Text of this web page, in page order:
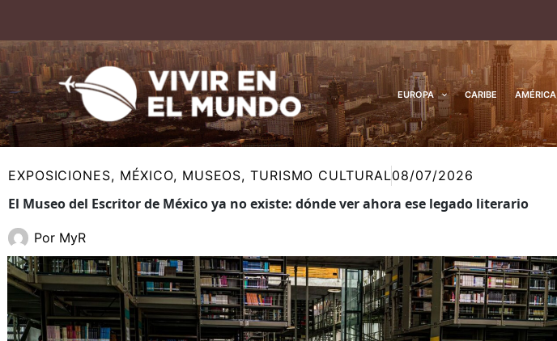
contenido
EUROPA CARIBE AMÉRICA
EXPOSICIONES, MÉXICO, MUSEOS,TURISMO CULTURAL08/07/2026
El Museo del Escritor de México ya no existe: dónde ver ahora ese legado literario
Por MyR